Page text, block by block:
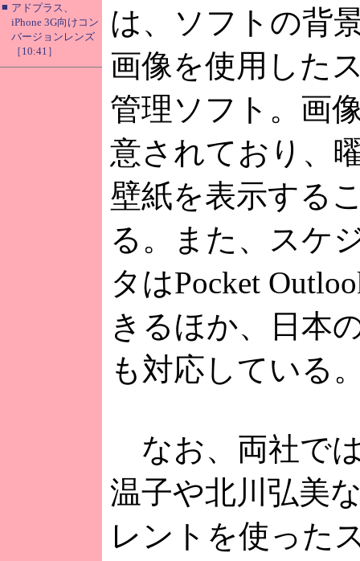
■ アドプラス、
iPhone 3G向けコン
バージョンレンズ
［10:41］
は、ソフトの背
画像を使用した
管理ソフト。画
意されており、
壁紙を表示する
る。また、スケ
タはPocket
きるほか、日本
も対応している
なお、両社で
温子や北川弘美
レントを使った